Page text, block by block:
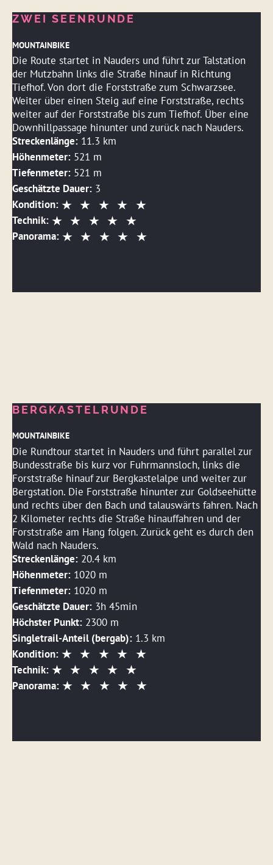
ZWEI SEENRUNDE
MOUNTAINBIKE
Die Route startet in Nauders und führt zur Talstation
der Mutzbahn links die Straße hinauf in Richtung
Tiefhof. Von dort die Forststraße zum Schwarzsee.
Weiter über einen Steig auf eine Forststraße, rechts
weiter auf der Forststraße bis zum Tiefhof. Über eine
Downhillpassage hinunter und zurück nach Nauders.
Streckenlänge: 11.3 km
Höhenmeter: 521 m
Tiefenmeter: 521 m
Geschätzte Dauer: 3
Kondition:
Technik:
Panorama:
BERGKASTELRUNDE
MOUNTAINBIKE
Die Rundtour startet in Nauders und führt parallel zur
Bundesstraße bis kurz vor Fuhrmannsloch, links die
Forststraße hinauf zur Bergkastelalpe und weiter zur
Bergstation. Die Forststraße hinunter zur Goldseehütte
und rechts über den Bach und talauswärts fahren. Nach
2 Kilometer rechts die Straße hinauffahren und der
Forststraße am Hang folgen. Zurück geht es durch den
Wald nach Nauders.
Streckenlänge: 20.4 km
Höhenmeter: 1020 m
Tiefenmeter: 1020 m
Geschätzte Dauer: 3h 45min
Höchster Punkt: 2300 m
Singletrail-Anteil (bergab): 1.3 km
Kondition:
Technik:
Panorama: